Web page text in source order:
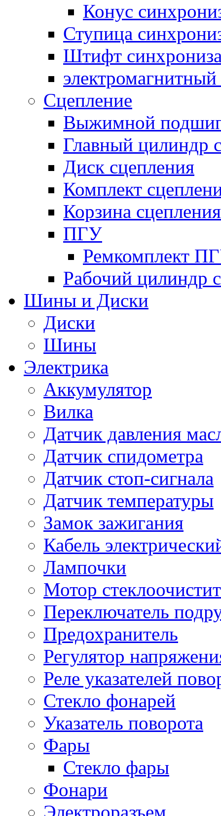
Конус
Ступица
Штифт
электромагнитный
Сцепление
Выжимной
Главный цилиндр
Диск сцепления
Комплект
Корзина сцепления
ПГУ
Ремкомплект
Рабочий цилиндр
Шины и Диски
Диски
Шины
Электрика
Аккумулятор
Вилка
Датчик давления
Датчик спидометра
Датчик стоп-сигнала
Датчик температуры
Замок зажигания
Кабель
Лампочки
Мотор
Переключатель
Предохранитель
Регулятор
Реле указателей
Стекло фонарей
Указатель поворота
Фары
Стекло фары
Фонари